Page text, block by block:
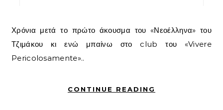
Χρόνια μετά το πρώτο άκουσμα του «Νεοέλληνα» του
Τζιμάκου κι ενώ μπαίνω στο club του «Vivere
Pericolosamente»..
CONTINUE READING